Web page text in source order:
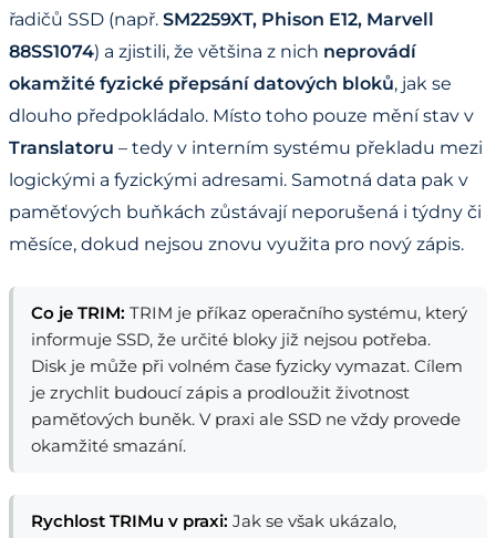
řadičů SSD (např. SM2259XT, Phison E12, Marvell
88SS1074) a zjistili, že většina z nich neprovádí
okamžité fyzické přepsání datových bloků, jak se
dlouho předpokládalo. Místo toho pouze mění stav v
Translatoru – tedy v interním systému překladu mezi
logickými a fyzickými adresami. Samotná data pak v
paměťových buňkách zůstávají neporušená i týdny či
měsíce, dokud nejsou znovu využita pro nový zápis.
Co je TRIM: TRIM je příkaz operačního systému, který
informuje SSD, že určité bloky již nejsou potřeba.
Disk je může při volném čase fyzicky vymazat. Cílem
je zrychlit budoucí zápis a prodloužit životnost
paměťových buněk. V praxi ale SSD ne vždy provede
okamžité smazání.
Rychlost TRIMu v praxi: Jak se však ukázalo,